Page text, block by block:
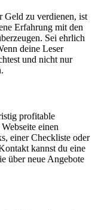
zu verdienen, ist
Erfahrung mit den
Sei ehrlich
deine Leser
und nicht nur
profitable
einen
einer Checkliste oder
kannst du eine
über neue Angebote